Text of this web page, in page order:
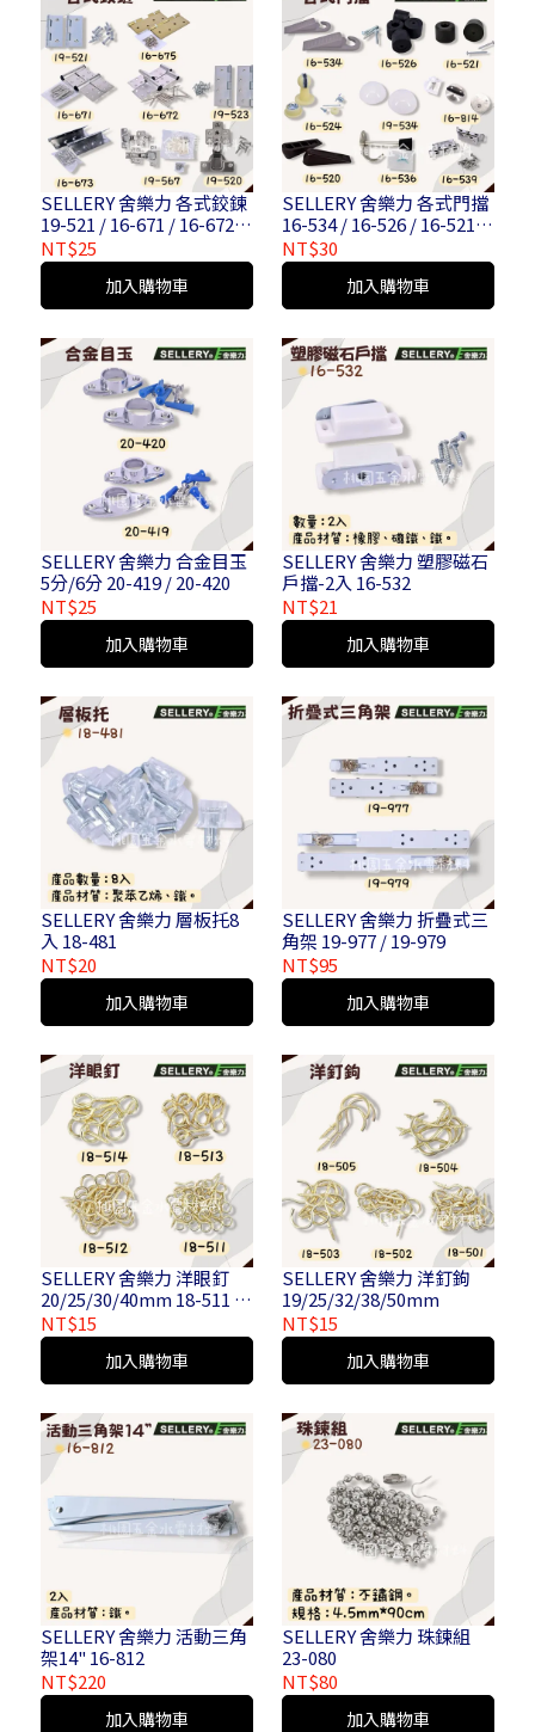
SELLERY 舍樂力 各式鉸鍊
19-521 / 16-671 / 16-672 /
19-523 / 16-673 / 19-567 /
19-520 / 16-675
NT$25
加入購物車
SELLERY 舍樂力 各式門擋
16-534 / 16-526 / 16-521 /
16-524 / 19-534 / 16-814 /
16-520 / 16-536 / 16-539
NT$30
加入購物車
SELLERY 舍樂力 合金目玉
5分/6分 20-419 / 20-420
NT$25
加入購物車
SELLERY 舍樂力 塑膠磁石
戶擋-2入 16-532
NT$21
加入購物車
SELLERY 舍樂力 層板托8
入 18-481
NT$20
加入購物車
SELLERY 舍樂力 折疊式三
角架 19-977 / 19-979
NT$95
加入購物車
SELLERY 舍樂力 洋眼釘
20/25/30/40mm 18-511 /
18-512 / 18-513 / 18-514
NT$15
加入購物車
SELLERY 舍樂力 洋釘鉤
19/25/32/38/50mm
NT$15
加入購物車
SELLERY 舍樂力 活動三角
架14" 16-812
NT$220
加入購物車
SELLERY 舍樂力 珠鍊組
23-080
NT$80
加入購物車